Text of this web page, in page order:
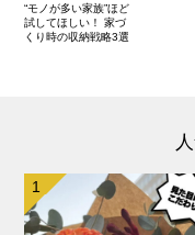
“モノが多い家族”ほど
試してほしい！ 家づ
くり時の収納戦略3選